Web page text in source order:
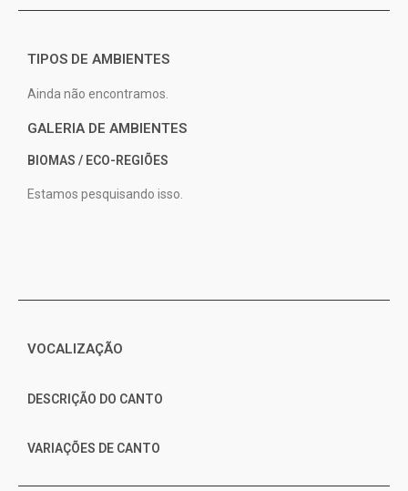
TIPOS DE AMBIENTES
Ainda não encontramos.
GALERIA DE AMBIENTES
BIOMAS / ECO-REGIÕES
Estamos pesquisando isso.
VOCALIZAÇÃO
DESCRIÇÃO DO CANTO
VARIAÇÕES DE CANTO